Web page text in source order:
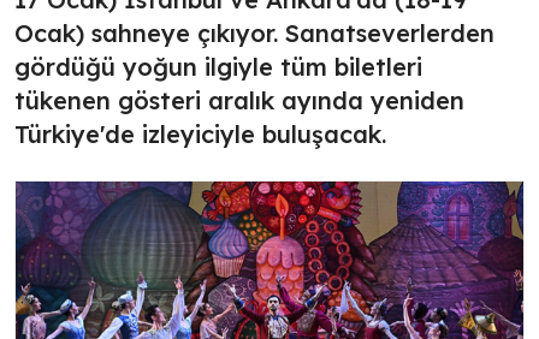
Ocak) sahneye çıkıyor. Sanatseverlerden
gördüğü yoğun ilgiyle tüm biletleri
tükenen gösteri aralık ayında yeniden
Türkiye'de izleyiciyle buluşacak.